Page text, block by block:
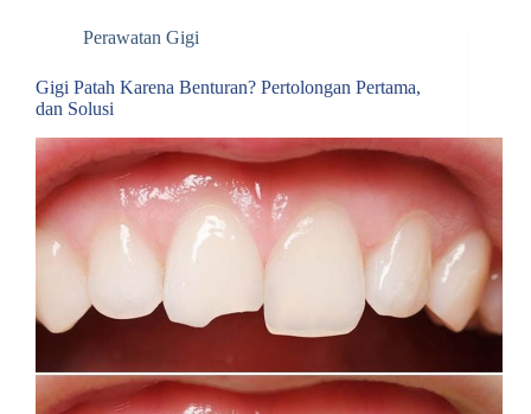
Perawatan Gigi
Gigi Patah Karena Benturan? Pertolongan Pertama,
dan Solusi